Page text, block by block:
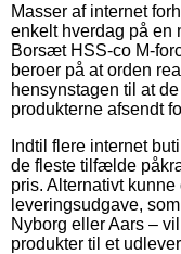
Masser af internet
enkelt hverdag på en
Borsæt HSS-co M-
beroer på at orden
hensynstagen til at
produkterne afsendt
Indtil flere internet
de fleste tilfælde
pris. Alternativt
leveringsudgave,
Nyborg eller Aars –
produkter til et